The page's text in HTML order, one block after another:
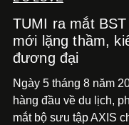
TUMI ra mắt
mới lặng thầm,
đương đại
Ngày 5 tháng 8 năm
hàng đầu về du lịch,
mắt bộ sưu tập AXIS